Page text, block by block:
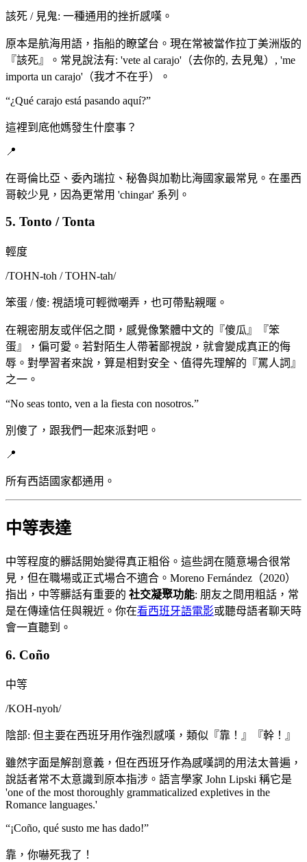
該死 / 見鬼: 一種通用的挫折感嘆。
原本是航海用語，指船的瞭望台。現在常被當作拉丁美洲版的
『該死』。常見說法有: 'vete al carajo'（去你的, 去見鬼）, 'me
importa un carajo'（我才不在乎）。
“¿Qué carajo está pasando aquí?”
這裡到底他媽發生什麼事？
📍
在哥倫比亞、委內瑞拉、秘魯與加勒比海國家最常見。在墨西
哥較少見，因為更常用 'chingar' 系列。
5. Tonto / Tonta
輕度
/TOHN-toh / TOHN-tah/
笨蛋 / 傻: 視語境可輕微嘲弄，也可帶點親暱。
在親密朋友或伴侶之間，感覺像繁體中文的『傻瓜』『笨
蛋』，偏可愛。若對陌生人帶著鄙視說，就會變成真正的侮
辱。對學習者來說，算是相對安全、值得先理解的『罵人詞』
之一。
“No seas tonto, ven a la fiesta con nosotros.”
別傻了，跟我們一起來派對吧。
📍
所有西語國家都通用。
中等表達
中等程度的髒話開始變得真正粗俗。這些詞在隨意場合很常
見，但在職場或正式場合不適合。Moreno Fernández（2020）
指出，中等髒話有重要的 社交凝聚功能: 朋友之間用粗話，常
是在傳達信任與親近。你在看西班牙語電影或聽母語者聊天時
會一直聽到。
6. Coño
中等
/KOH-nyoh/
陰部: 但主要在西班牙用作強烈感嘆，類似『靠！』『幹！』
雖然字面是解剖意義，但在西班牙作為感嘆詞的用法太普遍，
說話者常不太意識到原本指涉。語言學家 John Lipski 稱它是
'one of the most thoroughly grammaticalized expletives in the
Romance languages.'
“¡Coño, qué susto me has dado!”
靠，你嚇死我了！